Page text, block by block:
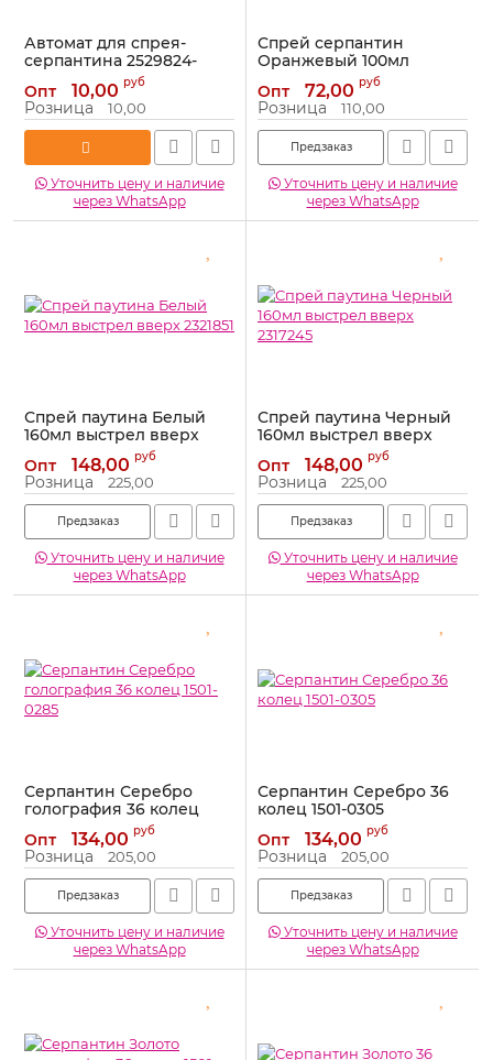
Автомат для спрея-
серпантина 2529824-
РАСПРОДАЖА
Артикул: 2529824-
РАСПРОДАЖА
Опт 10,00 руб
Розница 10,00
Уточнить цену и наличие
через WhatsApp
Спрей серпантин
Оранжевый 100мл
Артикул: 3488594
Опт 72,00 руб
Розница 110,00
Предзаказ
Уточнить цену и наличие
через WhatsApp
Спрей паутина Белый
160мл выстрел вверх
Артикул: 2321851
Опт 148,00 руб
Розница 225,00
Предзаказ
Уточнить цену и наличие
через WhatsApp
Спрей паутина Черный
160мл выстрел вверх
Артикул: 2317245
Опт 148,00 руб
Розница 225,00
Предзаказ
Уточнить цену и наличие
через WhatsApp
Серпантин Серебро
голография 36 колец
Артикул: 1501-0285
Опт 134,00 руб
Розница 205,00
Предзаказ
Уточнить цену и наличие
через WhatsApp
Серпантин Серебро 36
колец 1501-0305
Артикул: 1501-0305
Опт 134,00 руб
Розница 205,00
Предзаказ
Уточнить цену и наличие
через WhatsApp